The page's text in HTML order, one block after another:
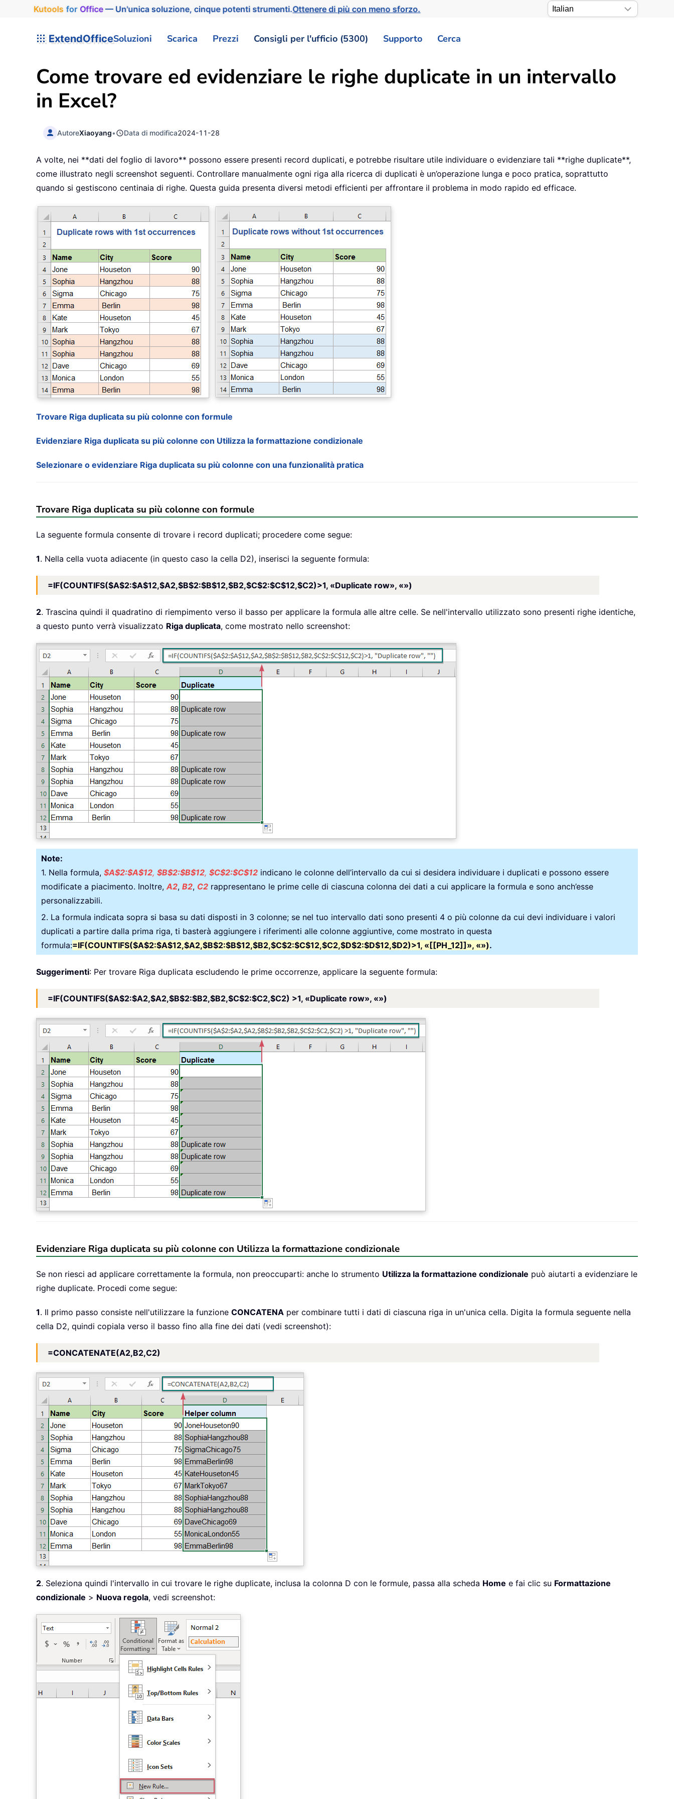
Kutools for Office— Un'unica soluzione, cinque potenti strumenti.Ottenere di più con meno sforzo.
ExtendOfficeSoluzioni Scarica Prezzi Consigli per l'ufficio (5300) Supporto Cerca
Come trovare ed evidenziare le righe duplicate in un intervallo
in Excel?
AutoreXiaoyang• Data di modifica2024-11-28
A volte, nei **dati del foglio di lavoro** possono essere presenti record duplicati, e potrebbe risultare utile individuare o evidenziare tali **righe duplicate**,
come illustrato negli screenshot seguenti. Controllare manualmente ogni riga alla ricerca di duplicati è un’operazione lunga e poco pratica, soprattutto
quando si gestiscono centinaia di righe. Questa guida presenta diversi metodi efficienti per affrontare il problema in modo rapido ed efficace.
Trovare Riga duplicata su più colonne con formule
Evidenziare Riga duplicata su più colonne con Utilizza la formattazione condizionale
Selezionare o evidenziare Riga duplicata su più colonne con una funzionalità pratica
Trovare Riga duplicata su più colonne con formule
La seguente formula consente di trovare i record duplicati; procedere come segue:
1. Nella cella vuota adiacente (in questo caso la cella D2), inserisci la seguente formula:
=IF(COUNTIFS($A$2:$A$12,$A2,$B$2:$B$12,$B2,$C$2:$C$12,$C2)>1, «Duplicate row», «»)
2. Trascina quindi il quadratino di riempimento verso il basso per applicare la formula alle altre celle. Se nell'intervallo utilizzato sono presenti righe identiche,
a questo punto verrà visualizzato Riga duplicata, come mostrato nello screenshot:
Note:
1. Nella formula, $A$2:$A$12, $B$2:$B$12, $C$2:$C$12 indicano le colonne dell’intervallo da cui si desidera individuare i duplicati e possono essere
modificate a piacimento. Inoltre, A2, B2, C2 rappresentano le prime celle di ciascuna colonna dei dati a cui applicare la formula e sono anch’esse
personalizzabili.
2. La formula indicata sopra si basa su dati disposti in 3 colonne; se nel tuo intervallo dati sono presenti 4 o più colonne da cui devi individuare i valori
duplicati a partire dalla prima riga, ti basterà aggiungere i riferimenti alle colonne aggiuntive, come mostrato in questa
formula:=IF(COUNTIFS($A$2:$A$12,$A2,$B$2:$B$12,$B2,$C$2:$C$12,$C2,$D$2:$D$12,$D2)>1, «[[PH_12]]», «»).
Suggerimenti: Per trovare Riga duplicata escludendo le prime occorrenze, applicare la seguente formula:
=IF(COUNTIFS($A$2:$A2,$A2,$B$2:$B2,$B2,$C$2:$C2,$C2) >1, «Duplicate row», «»)
Evidenziare Riga duplicata su più colonne con Utilizza la formattazione condizionale
Se non riesci ad applicare correttamente la formula, non preoccuparti: anche lo strumento Utilizza la formattazione condizionale può aiutarti a evidenziare le
righe duplicate. Procedi come segue:
1. Il primo passo consiste nell'utilizzare la funzione CONCATENA per combinare tutti i dati di ciascuna riga in un'unica cella. Digita la formula seguente nella
cella D2, quindi copiala verso il basso fino alla fine dei dati (vedi screenshot):
=CONCATENATE(A2,B2,C2)
2. Seleziona quindi l'intervallo in cui trovare le righe duplicate, inclusa la colonna D con le formule, passa alla scheda Home e fai clic su Formattazione
condizionale > Nuova regola, vedi screenshot: